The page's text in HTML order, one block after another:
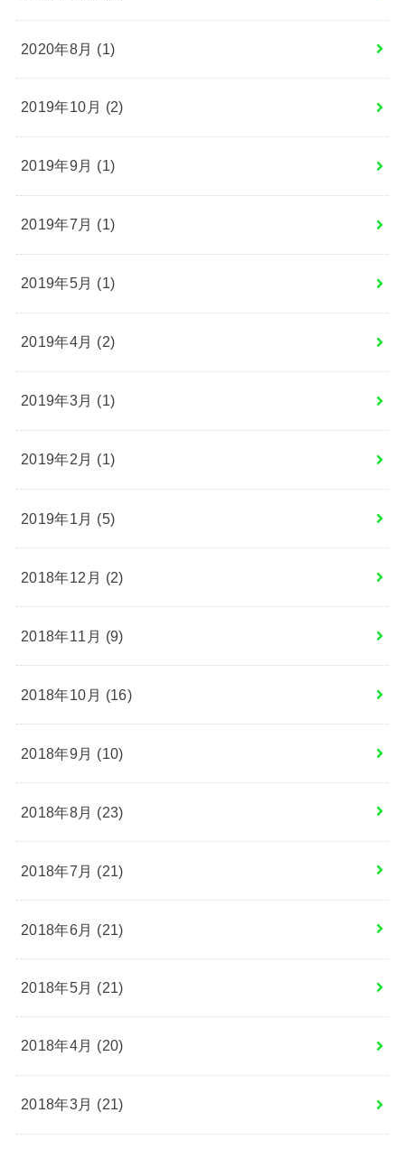
2020年8月 (1)
2019年10月 (2)
2019年9月 (1)
2019年7月 (1)
2019年5月 (1)
2019年4月 (2)
2019年3月 (1)
2019年2月 (1)
2019年1月 (5)
2018年12月 (2)
2018年11月 (9)
2018年10月 (16)
2018年9月 (10)
2018年8月 (23)
2018年7月 (21)
2018年6月 (21)
2018年5月 (21)
2018年4月 (20)
2018年3月 (21)